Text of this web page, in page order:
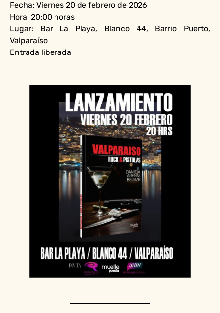
Fecha: Viernes 20 de febrero de 2026
Hora: 20:00 horas
Lugar: Bar La Playa, Blanco 44, Barrio Puerto,
Valparaíso
Entrada liberada